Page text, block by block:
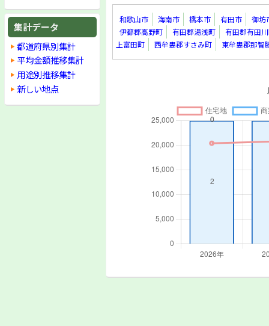
集計データ
都道府県別集計
平均金額推移集計
用途別推移集計
新しい地点
和歌山市 海南市 橋本市 有田市
御坊
伊都郡高野町
有田郡湯浅町
有田郡有田
上富田町
西牟婁郡すさみ町 東牟婁郡那智